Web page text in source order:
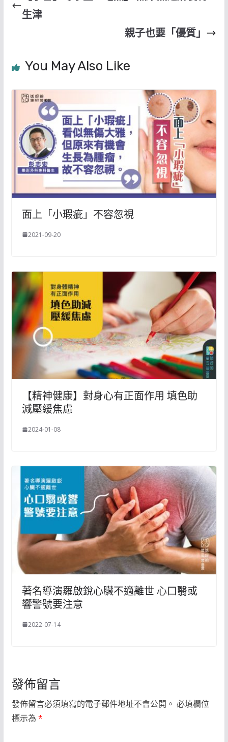
生津
親子也要「優質」
You May Also Like
面上「小瑕疵」不容忽視
2021-09-20
【精神健康】對身心有正面作用 填色助
減壓緩焦慮
2024-01-08
著名導演羅啟銳心臟不適離世 心口翳或
響警號要注意
2022-07-14
發佈留言
發佈留言必須填寫的電子郵件地址不會公開。 必填欄位
標示為 *